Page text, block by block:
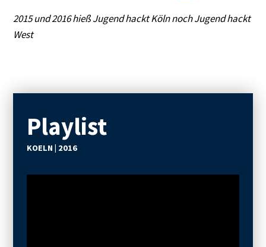
2015 und 2016 hieß Jugend hackt Köln noch Jugend hackt
West
Playlist
KOELN | 2016